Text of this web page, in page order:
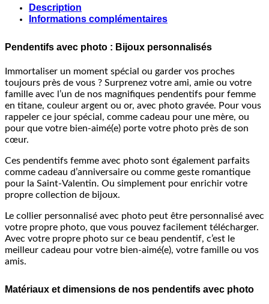
Pendentif
en
Description
Informations complémentaires
Pendentifs avec photo : Bijoux personnalisés
Immortaliser un moment spécial ou garder vos proches
toujours près de vous ? Surprenez votre ami, amie ou votre
famille avec l’un de nos magnifiques pendentifs pour femme
en titane, couleur argent ou or, avec photo gravée. Pour vous
rappeler ce jour spécial, comme cadeau pour une mère, ou
pour que votre bien-aimé(e) porte votre photo près de son
cœur.
Ces pendentifs femme avec photo sont également parfaits
comme cadeau d’anniversaire ou comme geste romantique
pour la Saint-Valentin. Ou simplement pour enrichir votre
propre collection de bijoux.
Le collier personnalisé avec photo peut être personnalisé avec
votre propre photo, que vous pouvez facilement télécharger.
Avec votre propre photo sur ce beau pendentif, c’est le
meilleur cadeau pour votre bien-aimé(e), votre famille ou vos
amis.
Matériaux et dimensions de nos pendentifs avec photo